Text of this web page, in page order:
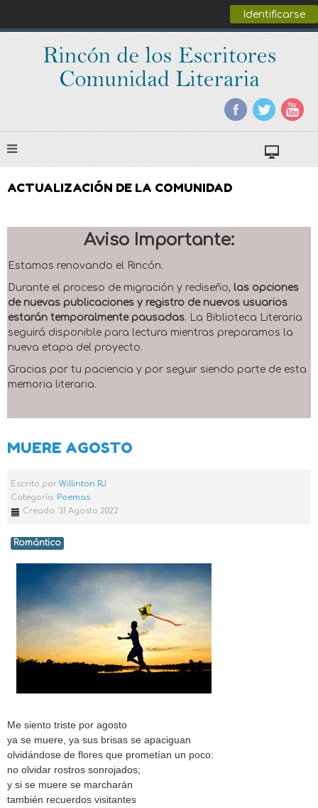
Identificarse
ACTUALIZACIÓN DE LA COMUNIDAD
Aviso Importante:
Estamos renovando el Rincón.
Durante el proceso de migración y rediseño, las opciones
de nuevas publicaciones y registro de nuevos usuarios
estarán temporalmente pausadas. La Biblioteca Literaria
seguirá disponible para lectura mientras preparamos la
nueva etapa del proyecto.
Gracias por tu paciencia y por seguir siendo parte de esta
memoria literaria.
MUERE AGOSTO
Escrito por Willinton RJ
Categoría: Poemas
Creado: 31 Agosto 2022
Romántico
Me siento triste por agosto
ya se muere, ya sus brisas se apaciguan
olvidándose de flores que prometían un poco:
no olvidar rostros sonrojados;
y si se muere se marcharán
también recuerdos visitantes